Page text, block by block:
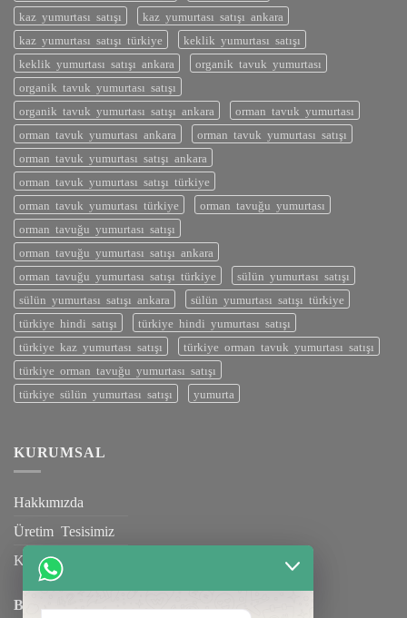
kaz yumurtası satışı
kaz yumurtası satışı ankara
kaz yumurtası satışı türkiye
keklik yumurtası satışı
keklik yumurtası satışı ankara
organik tavuk yumurtası
organik tavuk yumurtası satışı
organik tavuk yumurtası satışı ankara
orman tavuk yumurtası
orman tavuk yumurtası ankara
orman tavuk yumurtası satışı
orman tavuk yumurtası satışı ankara
orman tavuk yumurtası satışı türkiye
orman tavuk yumurtası türkiye
orman tavuğu yumurtası
orman tavuğu yumurtası satışı
orman tavuğu yumurtası satışı ankara
orman tavuğu yumurtası satışı türkiye
sülün yumurtası satışı
sülün yumurtası satışı ankara
sülün yumurtası satışı türkiye
türkiye hindi satışı
türkiye hindi yumurtası satışı
türkiye kaz yumurtası satışı
türkiye orman tavuk yumurtası satışı
türkiye orman tavuğu yumurtası satışı
türkiye sülün yumurtası satışı
yumurta
KURUMSAL
Hakkımızda
Üretim Tesisimiz
Kalite Belgelerimiz
BILGILENDIRME